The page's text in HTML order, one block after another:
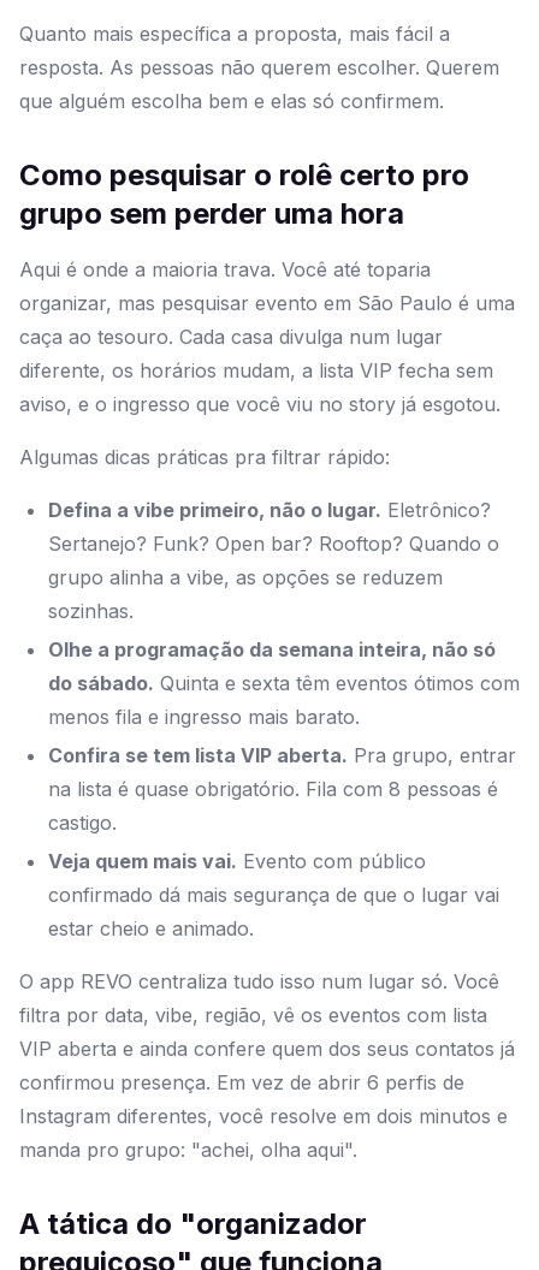
Quanto mais específica a proposta, mais fácil a
resposta. As pessoas não querem escolher. Querem
que alguém escolha bem e elas só confirmem.
Como pesquisar o rolê certo pro
grupo sem perder uma hora
Aqui é onde a maioria trava. Você até toparia
organizar, mas pesquisar evento em São Paulo é uma
caça ao tesouro. Cada casa divulga num lugar
diferente, os horários mudam, a lista VIP fecha sem
aviso, e o ingresso que você viu no story já esgotou.
Algumas dicas práticas pra filtrar rápido:
Defina a vibe primeiro, não o lugar. Eletrônico?
Sertanejo? Funk? Open bar? Rooftop? Quando o
grupo alinha a vibe, as opções se reduzem
sozinhas.
Olhe a programação da semana inteira, não só
do sábado. Quinta e sexta têm eventos ótimos com
menos fila e ingresso mais barato.
Confira se tem lista VIP aberta. Pra grupo, entrar
na lista é quase obrigatório. Fila com 8 pessoas é
castigo.
Veja quem mais vai. Evento com público
confirmado dá mais segurança de que o lugar vai
estar cheio e animado.
O app REVO centraliza tudo isso num lugar só. Você
filtra por data, vibe, região, vê os eventos com lista
VIP aberta e ainda confere quem dos seus contatos já
confirmou presença. Em vez de abrir 6 perfis de
Instagram diferentes, você resolve em dois minutos e
manda pro grupo: "achei, olha aqui".
A tática do "organizador
preguiçoso" que funciona